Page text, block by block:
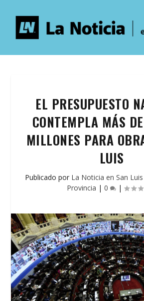
EL PRESUPUESTO
CONTEMPLA MÁS
MILLONES PARA
LUIS
Publicado por La Noticia en San Luis
Provincia | 0 |